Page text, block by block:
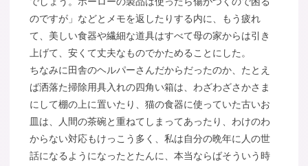
のですが」などとメモを返したりする内に、もう疲れ
て、美しい食器や繊細な道具はすべて母の家からは引き
上げて、安くて丈夫なものでかためることにした。
ちなみに田舎のヘルパーさんだからだったのか、たとえ
ば洒落た掃除用具入れの四角い箱は、わざわざさかさま
にして棚の上に置いたり、猫の食器に使っていた古いお
皿は、人間の茶碗と重ねてしまってあったり、わけのわ
からない対応もけっこう多く、私は自分の晩年に人の世
話になるようになったとたんに、本当ならばそういう時